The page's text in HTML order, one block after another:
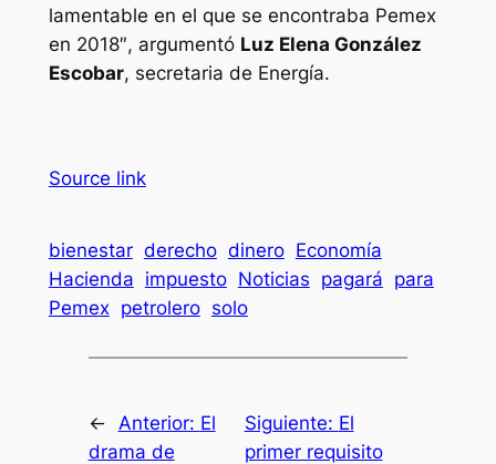
lamentable en el que se encontraba Pemex
en 2018″, argumentó Luz Elena González
Escobar, secretaria de Energía.
Source link
bienestar derecho dinero Economía
Hacienda impuesto Noticias pagará para
Pemex petrolero solo
← Anterior: El
drama de
Siguiente: El
primer requisito